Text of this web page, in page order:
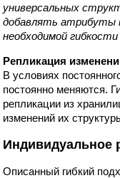
универсальных
добавлять атрибуты
необходимой
Репликация
В условиях
постоянно меняются.
репликации из
изменений их
Индивидуальное
Описанный гибкий